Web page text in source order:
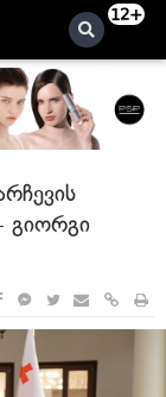
12+
გიორგი